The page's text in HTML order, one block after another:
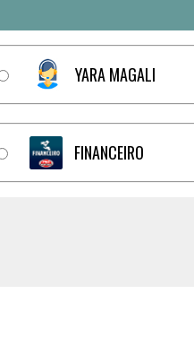
YARA MAGALI
FINANCEIRO